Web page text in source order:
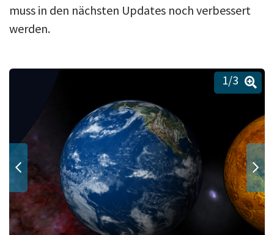
muss in den nächsten Updates noch verbessert
werden.
1/3